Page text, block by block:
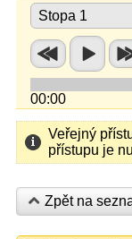
Stopa 1
00:00
Veřejný
přístupu je
Zpět na